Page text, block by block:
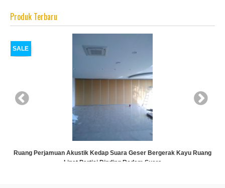
Produk Terbaru
SALE
Ruang Perjamuan Akustik Kedap Suara Geser Bergerak Kayu Ruang
Lipat Partisi Dinding Redam Suara